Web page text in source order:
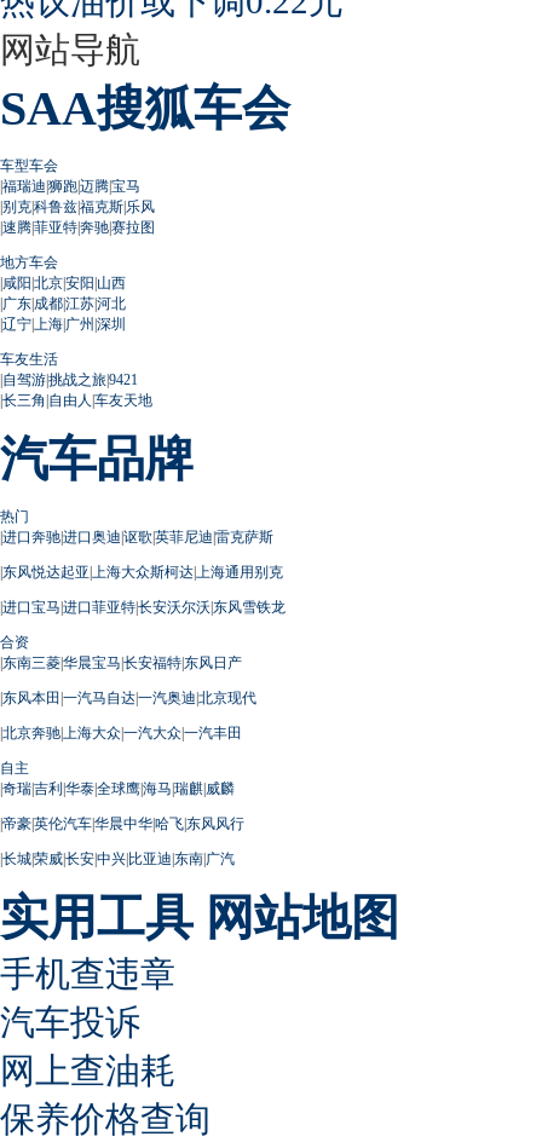
网站导航
SAA搜狐车会
车型车会
|福瑞迪|狮跑|迈腾|宝马
|别克|科鲁兹|福克斯|乐风
|速腾|菲亚特|奔驰|赛拉图
地方车会
|咸阳|北京|安阳|山西
|广东|成都|江苏|河北
|辽宁| 上海|广州 |深圳
车友生活
|自驾游|挑战之旅|9421
|长三角 |自由人 |车友天地
汽车品牌
热门
|进口奔驰|进口奥迪|讴歌|英菲尼迪|雷克萨斯
|东风悦达起亚| 上海大众斯柯达| 上海通用别克
|进口宝马|进口菲亚特|长安沃尔沃|东风雪铁龙
合资
|东南三菱|华晨宝马|长安福特|东风日产
|东风本田 |一汽马自达|一汽奥迪|北京现代
|北京奔驰| 上海大众|一汽大众|一汽丰田
自主
|奇瑞|吉利|华泰|全球鹰|海马|瑞麒|威麟
|帝豪|英伦汽车|华晨中华|哈飞|东风风行
|长城|荣威|长安|中兴|比亚迪|东南|广汽
实用工具 网站地图
手机查违章
汽车投诉
网上查油耗
保养价格查询